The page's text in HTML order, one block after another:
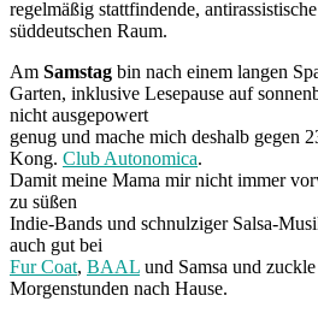
regelmäßig stattfindende,
süddeutschen Raum.
Am Samstag bin nach einem langen
Garten, inklusive Lesepause auf
nicht ausgepowert
genug und mache mich deshalb gegen
Kong. Club Autonomica.
Damit meine Mama mir nicht immer
zu süßen
Indie-Bands und schnulziger Salsa-
auch gut bei
Fur Coat, BAAL und Samsa und
Morgenstunden nach Hause.